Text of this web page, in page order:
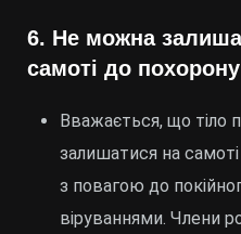
6. Не можна
самоті до похорону
Вважається, що тіло
залишатися на
з повагою до
віруваннями. Члени